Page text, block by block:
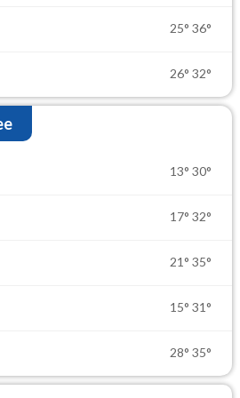
25° 36°
26° 32°
13° 30°
17° 32°
21° 35°
15° 31°
28° 35°